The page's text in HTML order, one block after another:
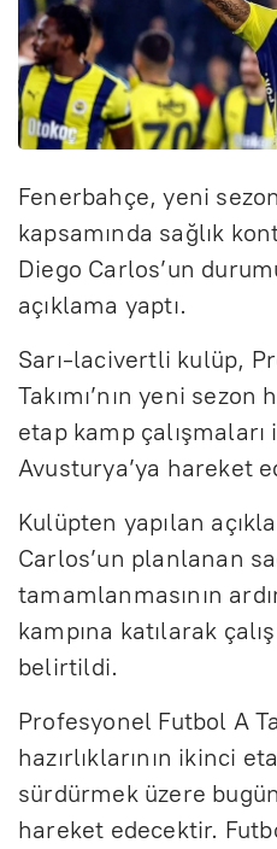
Fenerbahçe, yeni
kapsamında sağlık
Diego Carlos’un
açıklama yaptı.
Sarı-lacivertli kulüp,
Takımı’nın yeni sezon
etap kamp çalışmaları
Avusturya’ya hareket
Kulüpten yapılan
Carlos’un planlanan
tamamlanmasının
kampına katılarak
belirtildi.
Profesyonel Futbol A
hazırlıklarının ikinci
sürdürmek üzere
hareket edecektir.